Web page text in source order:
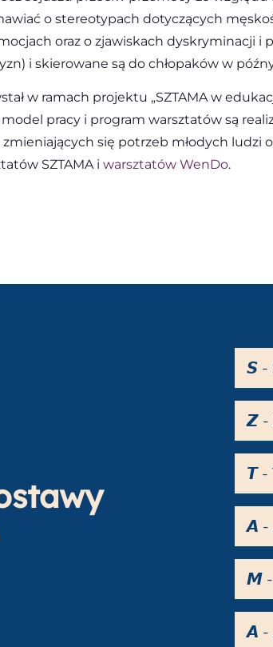
o stereotypach dotyczących
oraz o zjawiskach dyskryminacji i
i skierowane są do chłopaków w
w ramach projektu „SZTAMA w
pracy i program warsztatów są
się potrzeb młodych ludzi
SZTAMA i warsztatów WenDo.
𝙎 -
𝙕 -
𝙏 -
𝘼 -
𝙈 -
𝘼 -